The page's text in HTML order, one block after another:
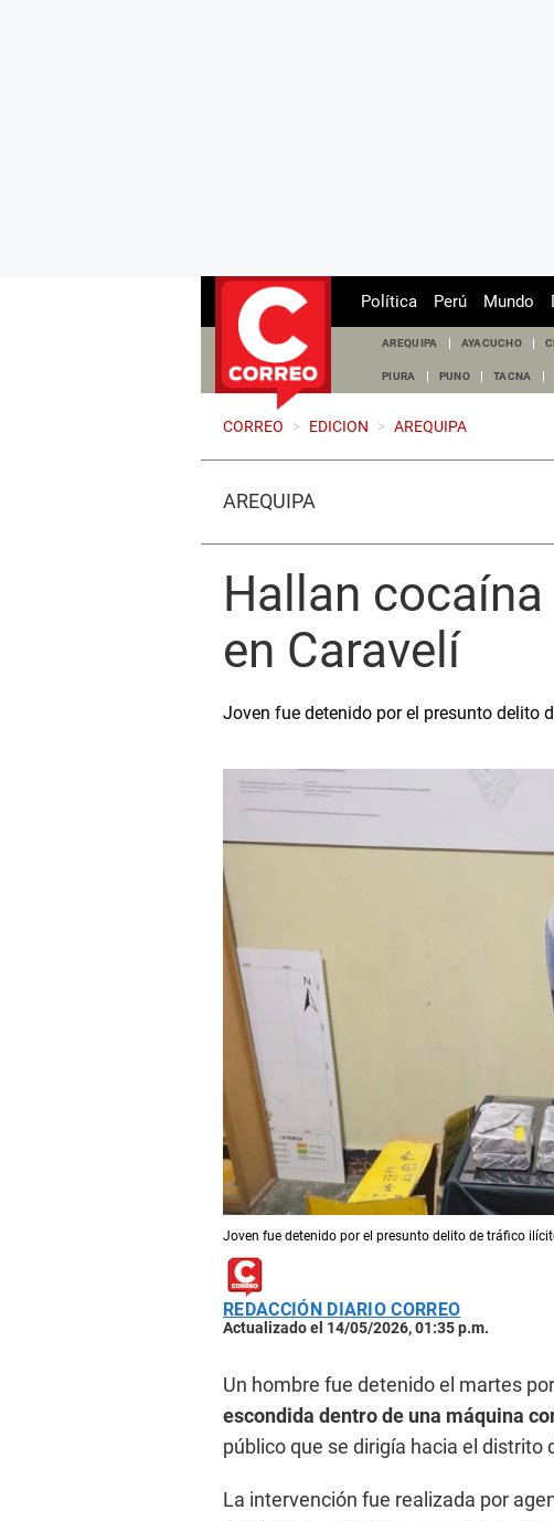
Política Perú Mundo
AREQUIPA AYACUCHO
PIURA PUNO TACNA
CORREO > EDICION > AREQUIPA
AREQUIPA
Hallan
en Caravelí
Joven fue detenido por el presunto delito
Joven fue detenido por el presunto delito de tráfico
REDACCIÓN DIARIO CORREO
Actualizado el 14/05/2026, 01:35 p.m.
Un hombre fue detenido el martes
escondida dentro de una máquina
público que se dirigía hacia el distrito
La intervención fue realizada por